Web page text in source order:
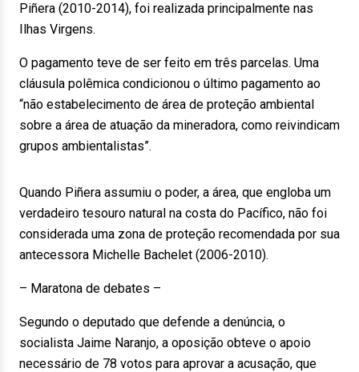
Piñera (2010-2014), foi realizada principalmente nas
Ilhas Virgens.
O pagamento teve de ser feito em três parcelas. Uma
cláusula polêmica condicionou o último pagamento ao
“não estabelecimento de área de proteção ambiental
sobre a área de atuação da mineradora, como reivindicam
grupos ambientalistas”.
Quando Piñera assumiu o poder, a área, que engloba um
verdadeiro tesouro natural na costa do Pacífico, não foi
considerada uma zona de proteção recomendada por sua
antecessora Michelle Bachelet (2006-2010).
– Maratona de debates –
Segundo o deputado que defende a denúncia, o
socialista Jaime Naranjo, a oposição obteve o apoio
necessário de 78 votos para aprovar a acusação, que